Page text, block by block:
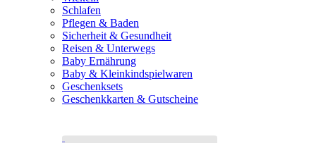
Schlafen
Pflegen & Baden
Sicherheit & Gesundheit
Reisen & Unterwegs
Baby Ernährung
Baby & Kleinkindspielwaren
Geschenksets
Geschenkkarten & Gutscheine